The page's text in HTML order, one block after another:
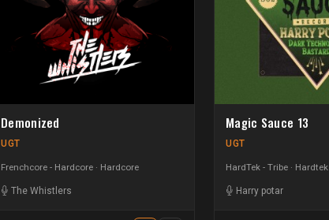
Demonized
UGT
Frenchcore - Hardcore Hardcore
The Whistlers
Magic Sauce 13
UGT
HardTek - Tribe Hardtek
Harry potar